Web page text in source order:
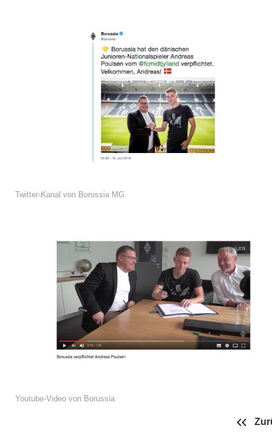
Twitter-Kanal von Borussia MG
Youtube-Video von Borussia